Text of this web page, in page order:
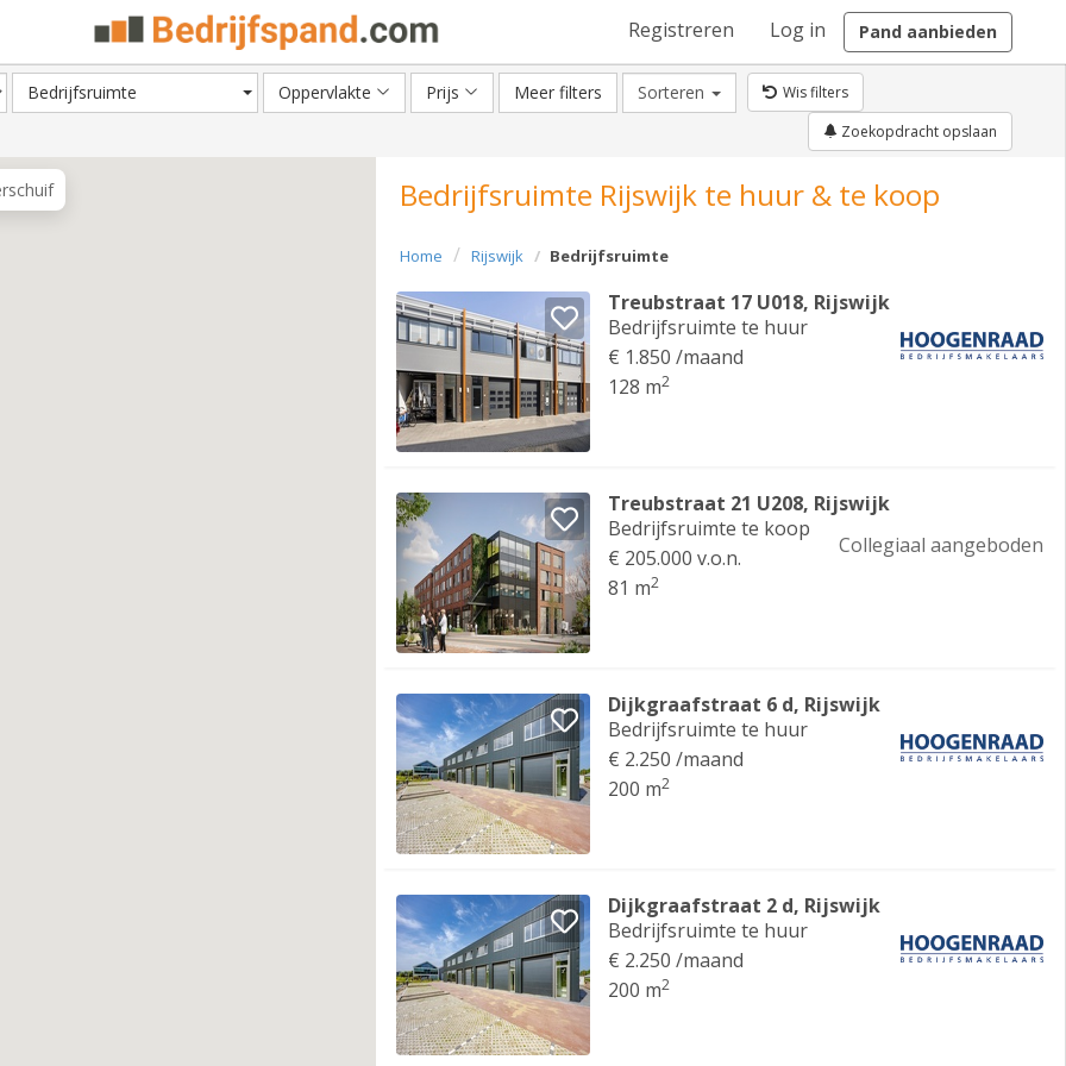
Registreren Log in Pand aanbieden
Bedrijfsruimte Oppervlakte Prijs Meer filters Sorteren
Wis filters
Zoekopdracht opslaan
Bedrijfsruimte Rijswijk te huur & te koop
Home Rijswijk Bedrijfsruimte
Treubstraat 17 U018, Rijswijk
Bedrijfsruimte te huur
€ 1.850 /maand
128 m2
Treubstraat 21 U208, Rijswijk
Bedrijfsruimte te koop
€ 205.000 v.o.n.
81 m2
Collegiaal aangeboden
Dijkgraafstraat 6 d, Rijswijk
Bedrijfsruimte te huur
€ 2.250 /maand
200 m2
Dijkgraafstraat 2 d, Rijswijk
Bedrijfsruimte te huur
€ 2.250 /maand
200 m2